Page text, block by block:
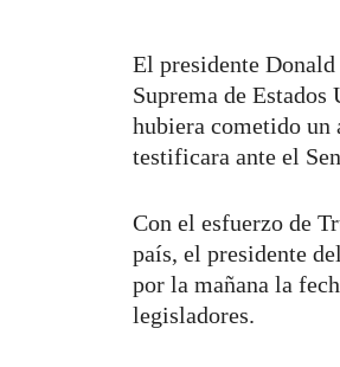
El presidente
Suprema de
hubiera cometido un
testificara ante el
Con el esfuerzo de
país, el presidente
por la mañana la
legisladores.